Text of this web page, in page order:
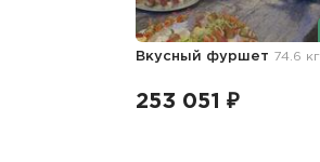
Вкусный фуршет 74.6 кг
253 051 ₽